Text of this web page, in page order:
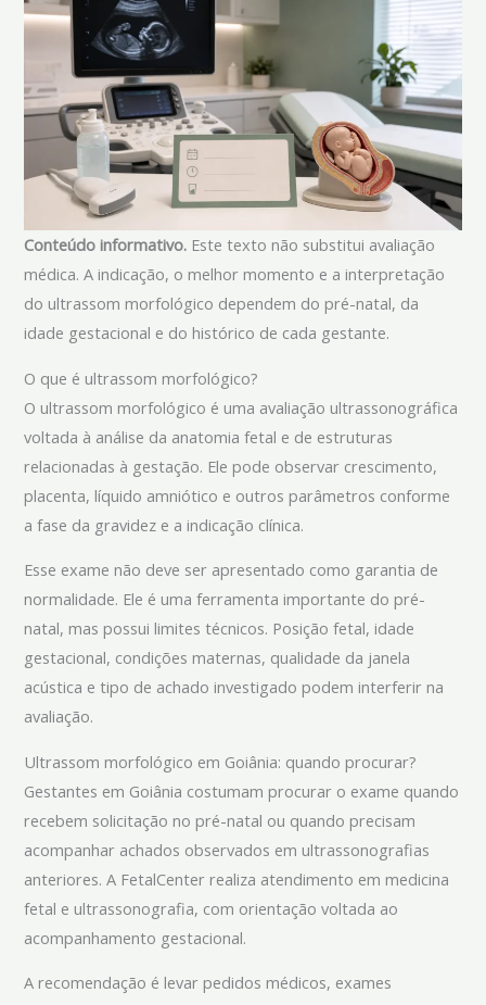
Conteúdo informativo. Este texto não substitui avaliação
médica. A indicação, o melhor momento e a interpretação
do ultrassom morfológico dependem do pré-natal, da
idade gestacional e do histórico de cada gestante.
O que é ultrassom morfológico?
O ultrassom morfológico é uma avaliação ultrassonográfica
voltada à análise da anatomia fetal e de estruturas
relacionadas à gestação. Ele pode observar crescimento,
placenta, líquido amniótico e outros parâmetros conforme
a fase da gravidez e a indicação clínica.
Esse exame não deve ser apresentado como garantia de
normalidade. Ele é uma ferramenta importante do pré-
natal, mas possui limites técnicos. Posição fetal, idade
gestacional, condições maternas, qualidade da janela
acústica e tipo de achado investigado podem interferir na
avaliação.
Ultrassom morfológico em Goiânia: quando procurar?
Gestantes em Goiânia costumam procurar o exame quando
recebem solicitação no pré-natal ou quando precisam
acompanhar achados observados em ultrassonografias
anteriores. A FetalCenter realiza atendimento em medicina
fetal e ultrassonografia, com orientação voltada ao
acompanhamento gestacional.
A recomendação é levar pedidos médicos, exames